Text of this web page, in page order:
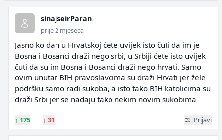
sinajseirParan
prije 2 mjeseca
Jasno ko dan u Hrvatskoj ćete uvijek isto čuti da im je
Bosna i Bosanci draži nego srbi, u Srbiji ćete isto uvijek
čuti da su im Bosna i Bosanci draži nego hrvati. Samo
ovim unutar BIH pravoslavcima su draži Hrvati jer žele
podršku samo radi sukoba, a isto tako BIH katolicima su
draži Srbi jer se nadaju tako nekim novim sukobima
↑ 175 ↓ 31 Prijavi